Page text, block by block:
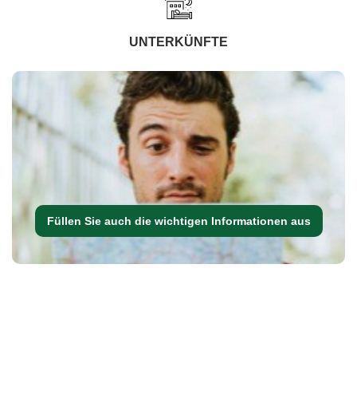
UNTERKÜNFTE
Füllen Sie auch die wichtigen Informationen aus